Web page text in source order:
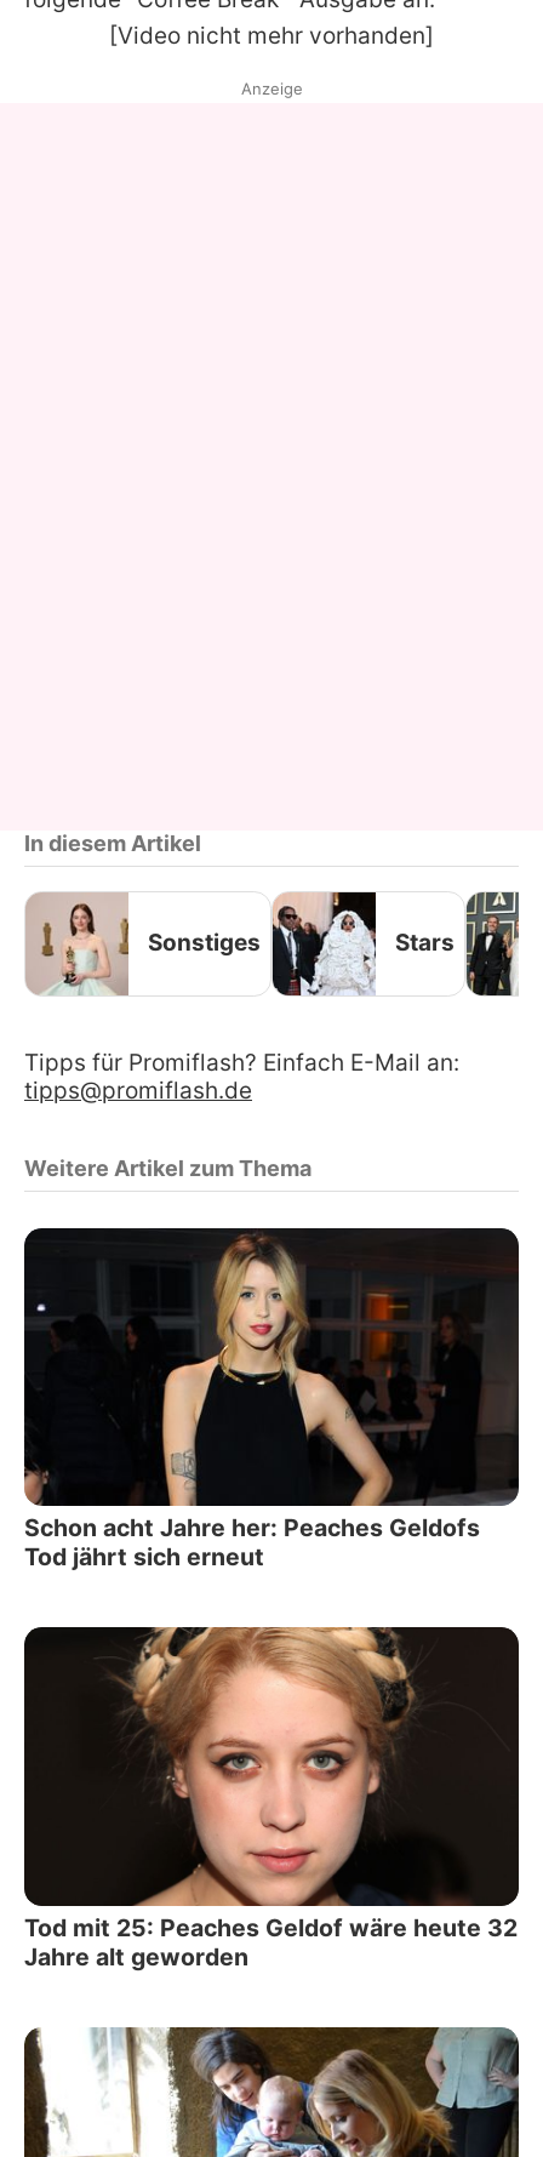
[Video nicht mehr vorhanden]
Anzeige
In diesem Artikel
Sonstiges Stars
Tipps für Promiflash? Einfach E-Mail an:
tipps@promiflash.de
Weitere Artikel zum Thema
Schon acht Jahre her: Peaches Geldofs
Tod jährt sich erneut
Tod mit 25: Peaches Geldof wäre heute 32
Jahre alt geworden